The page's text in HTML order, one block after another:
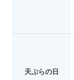
天ぷらの日